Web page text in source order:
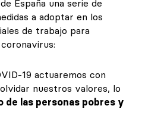
España una serie de
a adoptar en los
de trabajo para
19 actuaremos con
nuestros valores, lo
de las personas pobres y